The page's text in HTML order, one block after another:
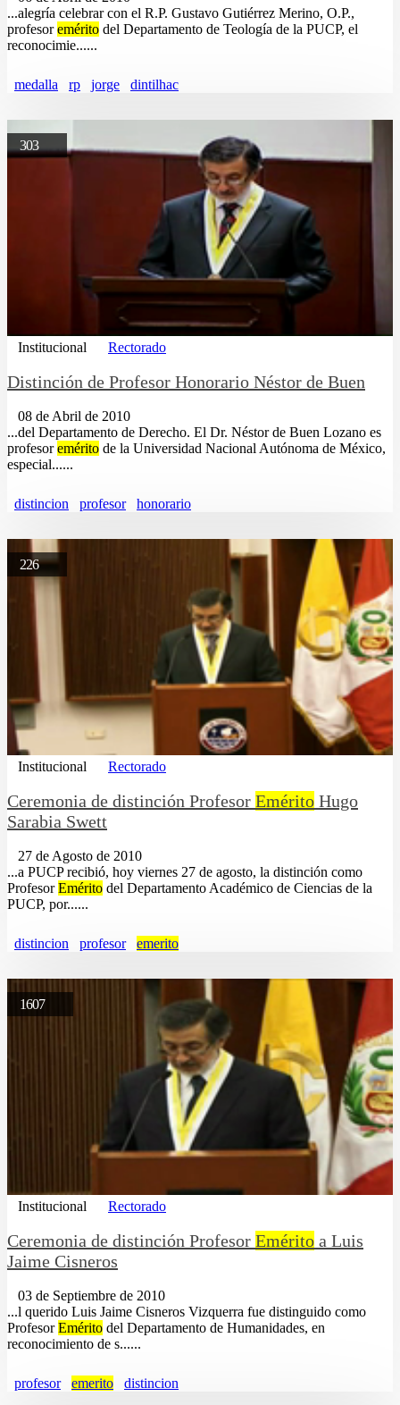
...alegría celebrar con el R.P. Gustavo Gutiérrez Merino, O.P.,
profesoremérito del Departamento de Teología de la PUCP, el
reconocimie......
medalla rp jorge dintilhac
303
Institucional Rectorado
Distinción de Profesor Honorario Néstor de Buen
08 de Abril de 2010
...del Departamento de Derecho. El Dr. Néstor de Buen Lozano es
profesoremérito de la Universidad Nacional Autónoma de México,
especial......
distincion profesor honorario
226
Institucional Rectorado
Ceremonia de distinción Profesor Emérito Hugo
Sarabia Swett
27 de Agosto de 2010
...a PUCP recibió, hoy viernes 27 de agosto, la distinción como
ProfesorEmérito del Departamento Académico de Ciencias de la
PUCP, por......
distincion profesor emerito
1607
Institucional Rectorado
Ceremonia de distinción Profesor Emérito a Luis
Jaime Cisneros
03 de Septiembre de 2010
...l querido Luis Jaime Cisneros Vizquerra fue distinguido como
ProfesorEmérito del Departamento de Humanidades, en
reconocimiento de s......
profesor emerito distincion